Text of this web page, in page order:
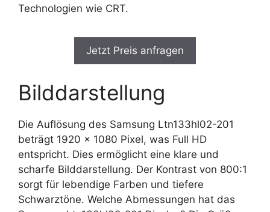
Technologien wie CRT.
Jetzt Preis anfragen
Bilddarstellung
Die Auflösung des Samsung Ltn133hl02-201
beträgt 1920 x 1080 Pixel, was Full HD
entspricht. Dies ermöglicht eine klare und
scharfe Bilddarstellung. Der Kontrast von 800:1
sorgt für lebendige Farben und tiefere
Schwarztöne. Welche Abmessungen hat das